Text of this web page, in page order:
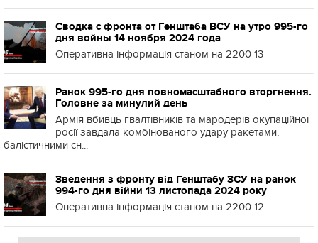
Сводка с фронта от Генштаба ВСУ на утро 995-го
дня войны 14 ноября 2024 года
Оперативна інформація станом на 2200 13
Ранок 995-го дня повномасштабного вторгнення.
Головне за минулий день
Армія вбивць ґвалтівників та мародерів окупаційної
росії завдала комбінованого удару ракетами,
балістичними сн...
Зведення з фронту від Генштабу ЗСУ на ранок
994-го дня війни 13 листопада 2024 року
Оперативна інформація станом на 2200 12